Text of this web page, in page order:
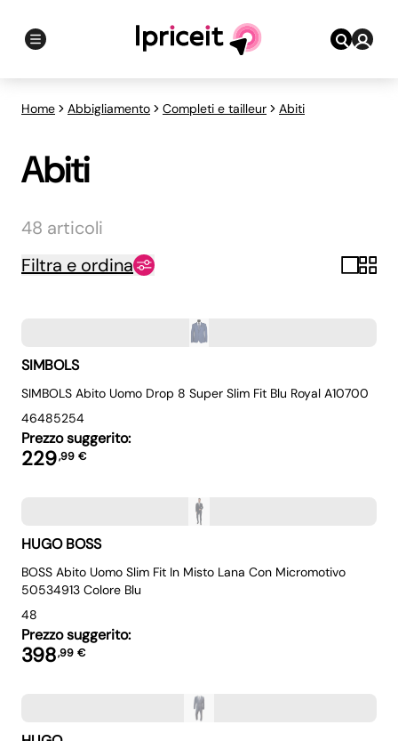
Home Abbigliamento Completi e tailleur Abiti
Abiti
48 articoli
Filtra e ordina
SIMBOLS
SIMBOLS Abito Uomo Drop 8 Super Slim Fit Blu Royal A10700
46485254
Prezzo suggerito:
229,99 €
HUGO BOSS
BOSS Abito Uomo Slim Fit In Misto Lana Con Micromotivo
50534913 Colore Blu
48
Prezzo suggerito:
398,99 €